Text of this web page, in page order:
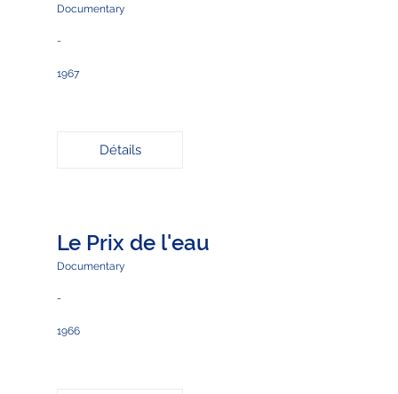
Documentary
-
1967
Détails
Le Prix de l'eau
Documentary
-
1966